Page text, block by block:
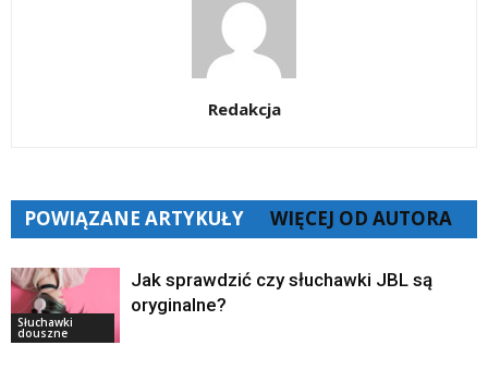
Redakcja
POWIĄZANE ARTYKUŁY WIĘCEJ OD AUTORA
Słuchawki
douszne
Jak sprawdzić czy słuchawki JBL są
oryginalne?